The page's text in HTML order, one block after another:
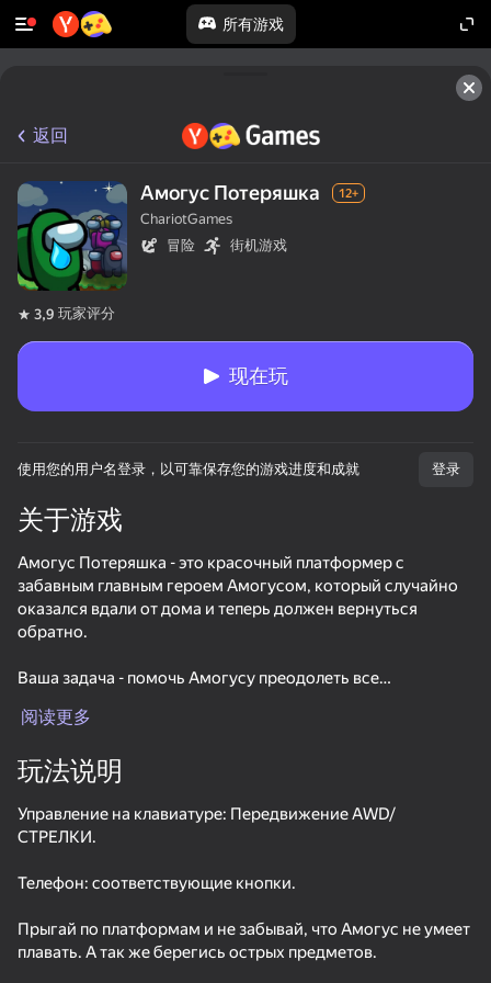
所有游戏
此游戏仅支持 横屏
方向
开始游戏
Apple Worm
36
Sniper for Brainrot
Mario Dash
53
44
加载中
返回
Амогус Потеряшка 12+
ChariotGames
冒险
街机游戏
3,9 玩家评分
现在玩
使用您的用户名登录，以可靠保存您的游戏进度和成就 登录
关于游戏
Амогус Потеряшка - это красочный платформер с
забавным главным героем Амогусом, который случайно
оказался вдали от дома и теперь должен вернуться
обратно.
Ваша задача - помочь Амогусу преодолеть все
отсутствуют сложные головоломки и враги, что делает ее
– Разнообразные уровни с уникальными препятствиями
– Простое и интуитивное управление
задачах или сражениях с врагами.
阅读更多
玩法说明
Управление на клавиатуре: Передвижение AWD/
СТРЕЛКИ.
Телефон: соответствующие кнопки.
Прыгай по платформам и не забывай, что Амогус не умеет
плавать. А так же берегись острых предметов.